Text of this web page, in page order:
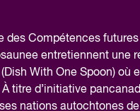
des Compétences
entretiennent une
With One Spoon) où
titre d’initiative
nations autochtones